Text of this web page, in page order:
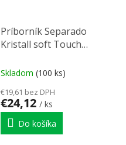
Príborník Separado
Kristall soft Touch
Skladom (100 ks)
€19,61 bez DPH
€24,12 / ks
Do košíka